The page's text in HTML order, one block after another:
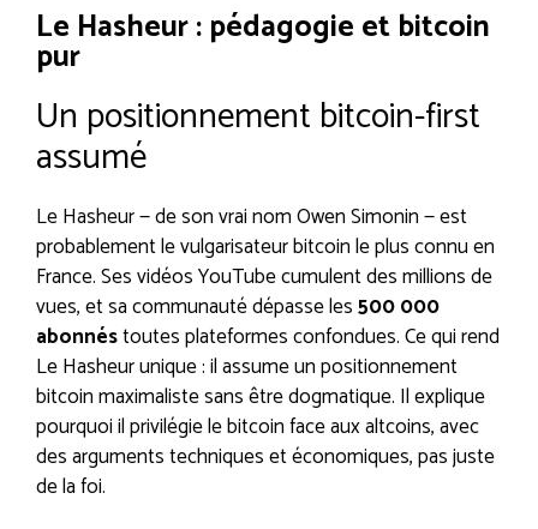
Le Hasheur : pédagogie et bitcoin
pur
Un positionnement bitcoin-first
assumé
Le Hasheur — de son vrai nom Owen Simonin — est
probablement le vulgarisateur bitcoin le plus connu en
France. Ses vidéos YouTube cumulent des millions de
vues, et sa communauté dépasse les500 000
abonnéstoutes plateformes confondues. Ce qui rend
Le Hasheur unique : il assume un positionnement
bitcoin maximaliste sans être dogmatique. Il explique
pourquoi il privilégie le bitcoin face aux altcoins, avec
des arguments techniques et économiques, pas juste
de la foi.